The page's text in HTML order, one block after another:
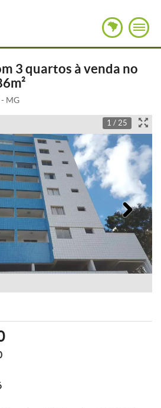
3 quartos à venda no
MG
1 / 25